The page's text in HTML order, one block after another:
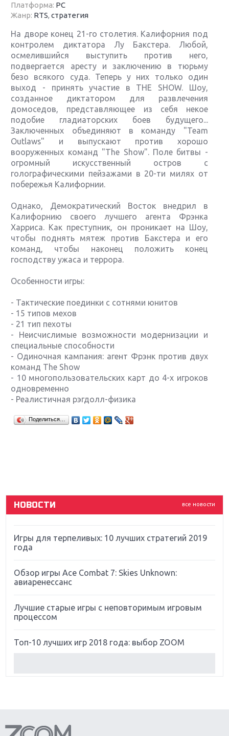
Платформа: PC
Жанр: RTS,стратегия
На дворе конец 21-го столетия. Калифорния под
контролем диктатора Лу Бакстера. Любой,
осмелившийся выступить против него,
подвергается аресту и заключению в тюрьму
безо всякого суда. Теперь у них только один
выход - принять участие в THE SHOW. Шоу,
созданное диктатором для развлечения
домоседов, представляющее из себя некое
подобие гладиаторских боев будущего...
Заключенных объединяют в команду "Team
Outlaws" и выпускают против хорошо
вооруженных команд "The Show". Поле битвы -
огромный искусственный остров с
голографическими пейзажами в 20-ти милях от
побережья Калифорнии.
Однако, Демократический Восток внедрил в
Калифорнию своего лучшего агента Фрэнка
Харриса. Как преступник, он проникает на Шоу,
чтобы поднять мятеж против Бакстера и его
команд, чтобы наконец положить конец
господству ужаса и террора.
Особенности игры:
- Тактические поединки с сотнями юнитов
- 15 типов мехов
- 21 тип пехоты
- Неисчислимые возможности модернизации и
специальные способности
- Одиночная кампания: агент Фрэнк против двух
команд The Show
- 10 многопользовательских карт до 4-х игроков
одновременно
- Реалистичная рэгдолл-физика
Поделиться…
все новости
НОВОСТИ
Крупнейшие релизы мая: Nintendo, Microsoft и
Sony
Far Cry 5: хвалить нельзя ругать
Игры для терпеливых: 10 лучших стратегий 2019
года
Обзор игры Ace Combat 7: Skies Unknown:
авиаренессанс
Лучшие старые игры с неповторимым игровым
процессом
Топ-10 лучших игр 2018 года: выбор ZOOM